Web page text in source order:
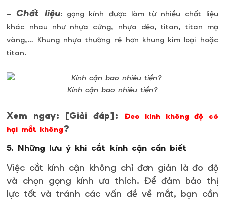
– Chất liệu: gọng kính được làm từ nhiều chất liệu
khác nhau như nhựa cứng, nhựa dẻo, titan, titan mạ
vàng,… Khung nhựa thường rẻ hơn khung kim loại hoặc
titan.
Kính cận bao nhiêu tiền?
Xem ngay: [Giải đáp]:
Đeo kính không độ có
hại mắt không?
5. Những lưu ý khi cắt kính cận cần biết
Việc cắt kính cận không chỉ đơn giản là đo độ
và chọn gọng kính ưa thích. Để đảm bảo thị
lực tốt và tránh các vấn đề về mắt, bạn cần